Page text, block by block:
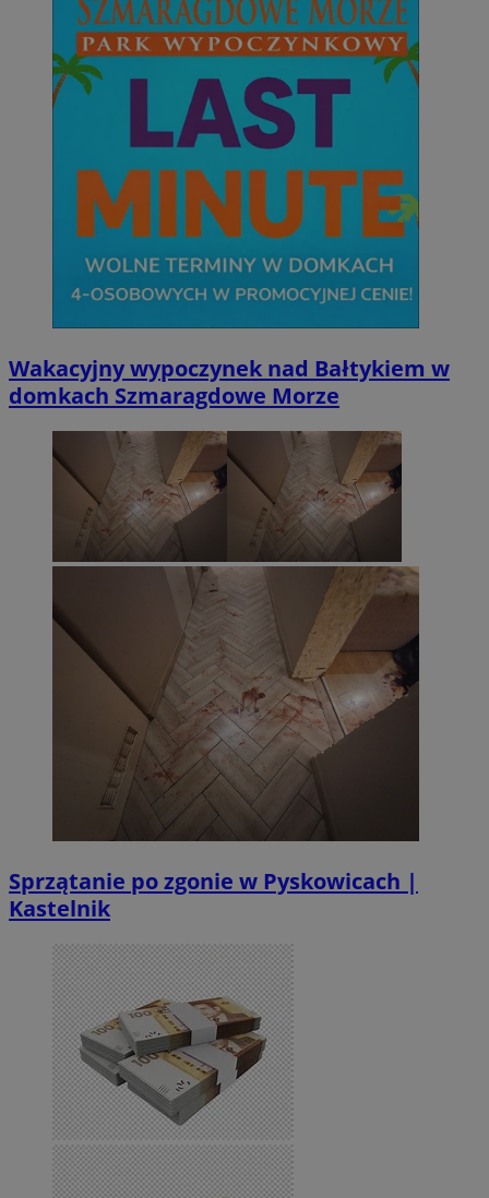
Wakacyjny wypoczynek nad Bałtykiem w
domkach Szmaragdowe Morze
Sprzątanie po zgonie w Pyskowicach |
Kastelnik